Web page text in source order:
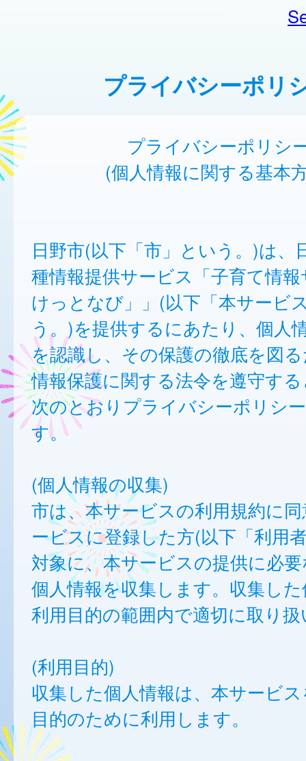
プライバシーポリ
プライバシーポリシ
(個人情報に関する基本
日野市(以下「市」という。)は、
種情報提供サービス「子育て情
けっとなび」」(以下「本サービ
う。)を提供するにあたり、個人
を認識し、その保護の徹底を図
情報保護に関する法令を遵守す
次のとおりプライバシーポリシ
す。
(個人情報の収集)
市は、本サービスの利用規約に
ービスに登録した方(以下「利用
対象に、本サービスの提供に必
個人情報を収集します。収集し
利用目的の範囲内で適切に取り
(利用目的)
収集した個人情報は、本サービ
目的のために利用します。